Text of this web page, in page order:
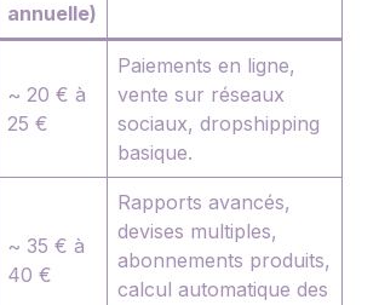
annuelle)
~ 20 € à
25 €
Paiements en ligne,
vente sur réseaux
sociaux, dropshipping
basique.
~ 35 € à
40 €
Rapports avancés,
devises multiples,
abonnements produits,
calcul automatique des